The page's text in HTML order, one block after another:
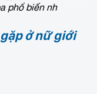
phổ biến nh
ở nữ giới